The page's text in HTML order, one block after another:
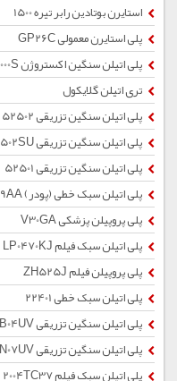
استایرن بوتادین رابر تیره 1500
پلی استایرن معمولی GP26C
پلی اتیلن سنگین اکستروژن 5000S
تری اتیلن گلایکول
پلی اتیلن سنگین تزریقی 52502
پلی اتیلن سنگین تزریقی 52502SU
پلی اتیلن سنگین تزریقی 52501
پلی اتیلن سبک خطی (پودر) 0209AA
پلی پروپیلن پزشکی V30GA
پلی اتیلن سبک فیلم LP0470KJ
پلی پروپیلن فیلم ZH525J
پلی اتیلن سبک خطی 22401
پلی اتیلن سنگین تزریقی 54B04UV
پلی اتیلن سنگین تزریقی 62N07UV
پلی اتیلن سبک فیلم 2004TC37